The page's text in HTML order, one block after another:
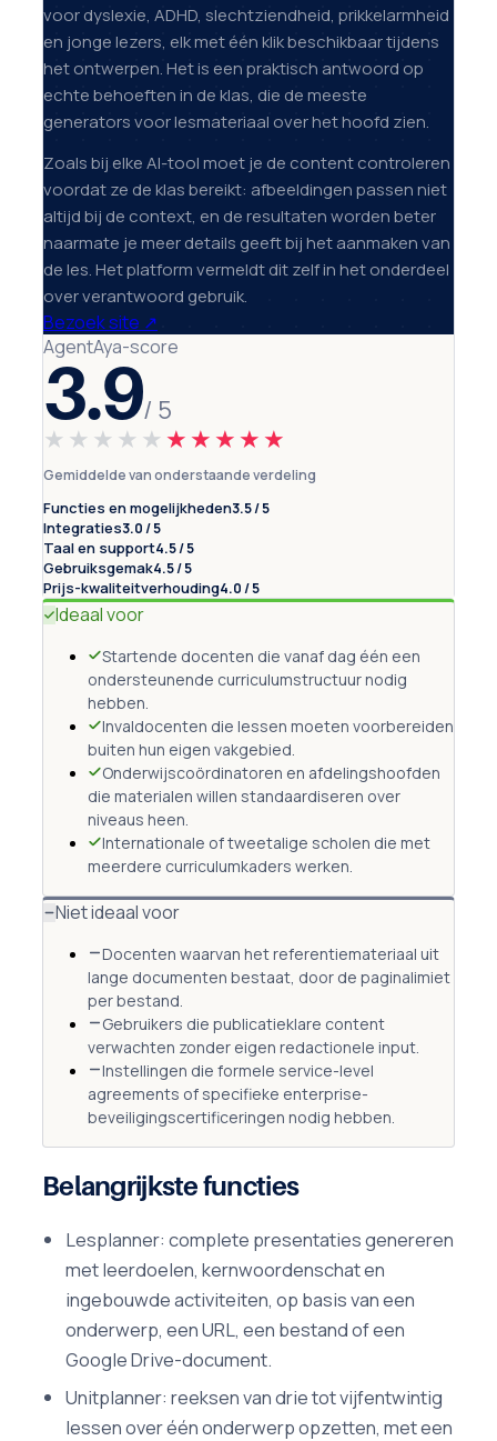
voor dyslexie, ADHD, slechtziendheid, prikkelarmheid
en jonge lezers, elk met één klik beschikbaar tijdens
het ontwerpen. Het is een praktisch antwoord op
echte behoeften in de klas, die de meeste
generators voor lesmateriaal over het hoofd zien.
Zoals bij elke AI-tool moet je de content controleren
voordat ze de klas bereikt: afbeeldingen passen niet
altijd bij de context, en de resultaten worden beter
naarmate je meer details geeft bij het aanmaken van
de les. Het platform vermeldt dit zelf in het onderdeel
over verantwoord gebruik.
Bezoek site ↗
AgentAya-score
3.9/ 5
★★★★★ ★★★★★
Gemiddelde van onderstaande verdeling
Functies en mogelijkheden3.5 / 5
Integraties3.0 / 5
Taal en support4.5 / 5
Gebruiksgemak4.5 / 5
Prijs-kwaliteitverhouding4.0 / 5
Ideaal voor
Startende docenten die vanaf dag één een
ondersteunende curriculumstructuur nodig
hebben.
Invaldocenten die lessen moeten voorbereiden
buiten hun eigen vakgebied.
Onderwijscoördinatoren en afdelingshoofden
die materialen willen standaardiseren over
niveaus heen.
Internationale of tweetalige scholen die met
meerdere curriculumkaders werken.
Niet ideaal voor
Docenten waarvan het referentiemateriaal uit
lange documenten bestaat, door de paginalimiet
per bestand.
Gebruikers die publicatieklare content
verwachten zonder eigen redactionele input.
Instellingen die formele service-level
agreements of specifieke enterprise-
beveiligingscertificeringen nodig hebben.
Belangrijkste functies
Lesplanner: complete presentaties genereren
met leerdoelen, kernwoordenschat en
ingebouwde activiteiten, op basis van een
onderwerp, een URL, een bestand of een
Google Drive-document.
Unitplanner: reeksen van drie tot vijfentwintig
lessen over één onderwerp opzetten, met een